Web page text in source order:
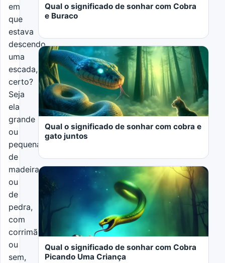
em
que
estava
descendo
uma
escada,
certo?
Seja
ela
grande
ou
pequena,
de
madeira
ou
de
pedra,
com
corrimão
ou
sem,
Qual o significado de sonhar com Cobra
e Buraco
LER MAIS
Qual o significado de sonhar com cobra e
gato juntos
Qual o significado de sonhar com Cobra
Picando Uma Criança